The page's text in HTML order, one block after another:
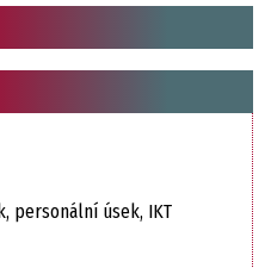
personální úsek, IKT